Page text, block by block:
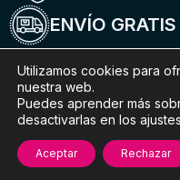
ENVÍO
ENTREGA 5-6
ENVÍOS
©
Utilizamos cookies para
nuestra web.
Puedes aprender más
desactivarlas en los
Aceptar Rechazar